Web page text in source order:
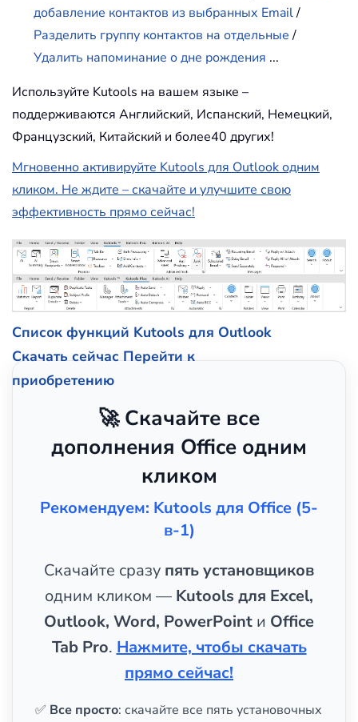
добавление контактов из выбранных Email/
Разделить группу контактов на отдельные/
Удалить напоминание о дне рождения ...
Используйте Kutools на вашем языке –
поддерживаются Английский, Испанский, Немецкий,
Французский, Китайский и более40 других!
Мгновенно активируйте Kutools для Outlook одним
кликом. Не ждите – скачайте и улучшите свою
эффективность прямо сейчас!
Список функций Kutools для Outlook
Скачать сейчас Перейти к
приобретению
🚀 Скачайте все
дополнения Office одним
кликом
Рекомендуем: Kutools для Office (5-
в-1)
Скачайте сразу пять установщиков
одним кликом — Kutools для Excel,
Outlook, Word, PowerPoint и Office
Tab Pro. Нажмите, чтобы скачать
прямо сейчас!
✅ Все просто: скачайте все пять установочных